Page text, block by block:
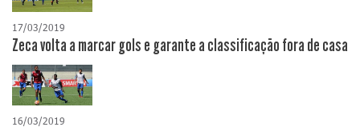
17/03/2019
Zeca volta a marcar gols e garante a classificação fora de casa
16/03/2019